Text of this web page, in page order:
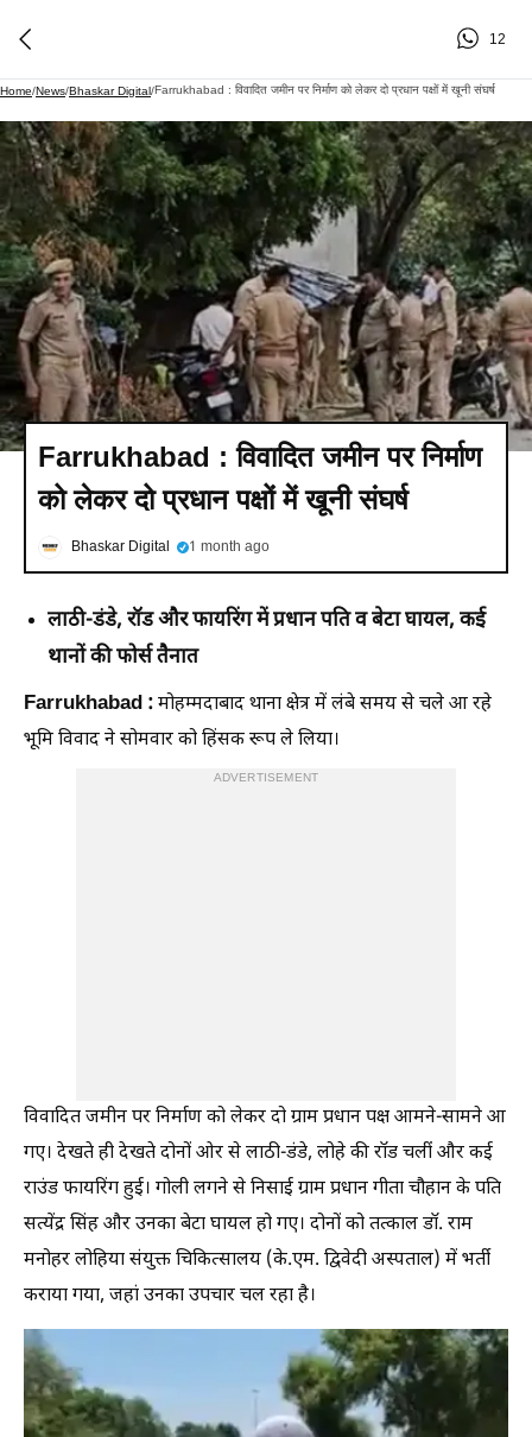
12
Home/News/Bhaskar Digital/Farrukhabad : विवादित जमीन पर निर्माण को लेकर दो प्रधान पक्षों में खूनी संघर्ष
Farrukhabad : विवादित जमीन पर निर्माण
को लेकर दो प्रधान पक्षों में खूनी संघर्ष
Bhaskar Digital 1 month ago
लाठी-डंडे, रॉड और फायरिंग में प्रधान पति व बेटा घायल, कई
थानों की फोर्स तैनात
Farrukhabad :मोहम्मदाबाद थाना क्षेत्र में लंबे समय से चले आ रहे
भूमि विवाद ने सोमवार को हिंसक रूप ले लिया।
ADVERTISEMENT
विवादित जमीन पर निर्माण को लेकर दो ग्राम प्रधान पक्ष आमने-सामने आ
गए। देखते ही देखते दोनों ओर से लाठी-डंडे, लोहे की रॉड चलीं और कई
राउंड फायरिंग हुई। गोली लगने से निसाई ग्राम प्रधान गीता चौहान के पति
सत्येंद्र सिंह और उनका बेटा घायल हो गए। दोनों को तत्काल डॉ. राम
मनोहर लोहिया संयुक्त चिकित्सालय (के.एम. द्विवेदी अस्पताल) में भर्ती
कराया गया, जहां उनका उपचार चल रहा है।